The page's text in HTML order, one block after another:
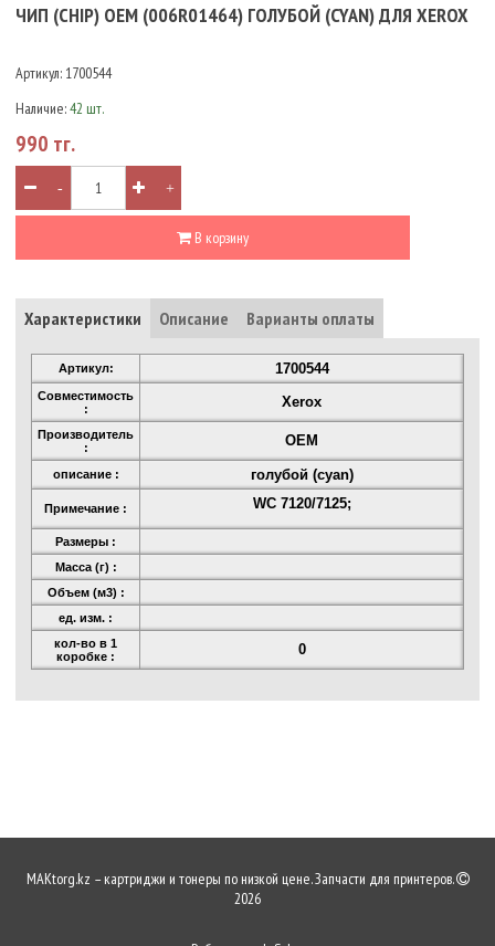
ЧИП (CHIP) OEM (006R01464) ГОЛУБОЙ (CYAN) ДЛЯ XEROX
Артикул: 1700544
Наличие:42 шт.
990 тг.
- +
В корзину
Характеристики Описание Варианты оплаты
Артикул: 1700544
Совместимость
:
Xerox
Производитель
:
OEM
описание : голубой (cyan)
Примечание : WC 7120/7125;
Размеры :
Масса (г) :
Объем (м3) :
ед. изм. :
кол-во в 1
коробке :
0
MAKtorg.kz – картриджи и тонеры по низкой цене. Запчасти для принтеров.
2026